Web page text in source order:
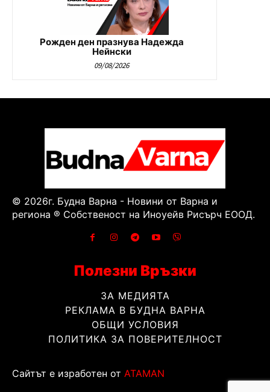
Рожден ден празнува Надежда
Нейнски
09/08/2026
© 2026г. Будна Варна - Новини от Варна и
региона ® Собственост на Иноуейв Рисърч ЕООД.
Полезни Връзки
ЗА МЕДИЯТА
РЕКЛАМА В БУДНА ВАРНА
ОБЩИ УСЛОВИЯ
ПОЛИТИКА ЗА ПОВЕРИТЕЛНОСТ
Сайтът е изработен от ATAMAN